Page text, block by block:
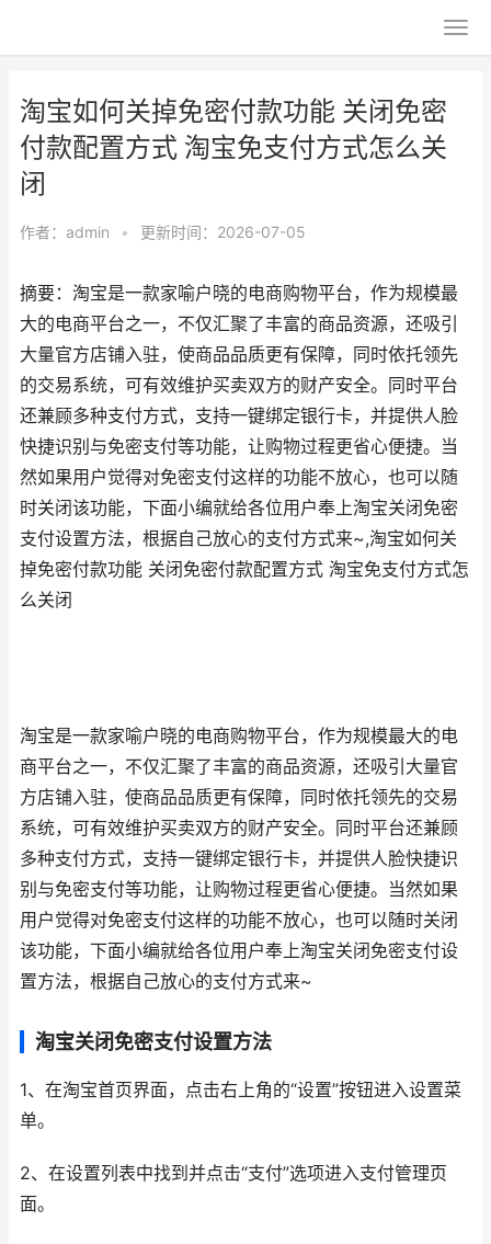
淘宝如何关掉免密付款功能 关闭免密
付款配置方式 淘宝免支付方式怎么关
闭
作者： admin • 更新时间：2026-07-05
摘要：淘宝是一款家喻户晓的电商购物平台，作为规模最
大的电商平台之一，不仅汇聚了丰富的商品资源，还吸引
大量官方店铺入驻，使商品品质更有保障，同时依托领先
的交易系统，可有效维护买卖双方的财产安全。同时平台
还兼顾多种支付方式，支持一键绑定银行卡，并提供人脸
快捷识别与免密支付等功能，让购物过程更省心便捷。当
然如果用户觉得对免密支付这样的功能不放心，也可以随
时关闭该功能，下面小编就给各位用户奉上淘宝关闭免密
支付设置方法，根据自己放心的支付方式来~,淘宝如何关
掉免密付款功能 关闭免密付款配置方式 淘宝免支付方式怎
么关闭
淘宝是一款家喻户晓的电商购物平台，作为规模最大的电
商平台之一，不仅汇聚了丰富的商品资源，还吸引大量官
方店铺入驻，使商品品质更有保障，同时依托领先的交易
系统，可有效维护买卖双方的财产安全。同时平台还兼顾
多种支付方式，支持一键绑定银行卡，并提供人脸快捷识
别与免密支付等功能，让购物过程更省心便捷。当然如果
用户觉得对免密支付这样的功能不放心，也可以随时关闭
该功能，下面小编就给各位用户奉上淘宝关闭免密支付设
置方法，根据自己放心的支付方式来~
淘宝关闭免密支付设置方法
1、在淘宝首页界面，点击右上角的“设置”按钮进入设置菜
单。
2、在设置列表中找到并点击“支付”选项进入支付管理页
面。